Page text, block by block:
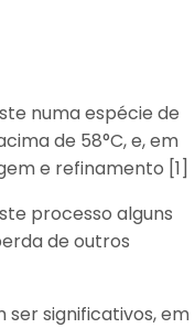
numa espécie de
de 58°C, e, em
e refinamento [1]
processo alguns
de outros
significativos, em